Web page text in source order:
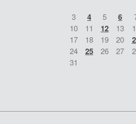
3 4 5 6
10
11 12 13
17
18 19 20
24
25 26 27
31